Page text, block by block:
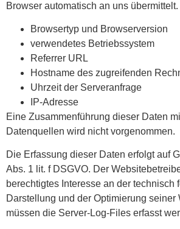
Browser automatisch an uns
Browsertyp und Browserversion
verwendetes Betriebssystem
Referrer URL
Hostname des zugreifenden
Uhrzeit der Serveranfrage
IP-Adresse
Eine Zusammenführung dieser Daten
Datenquellen wird nicht vorgenommen.
Die Erfassung dieser Daten erfolgt auf
Abs. 1 lit. f DSGVO. Der
berechtigtes Interesse an der technisch
Darstellung und der Optimierung seiner
müssen die Server-Log-Files erfasst